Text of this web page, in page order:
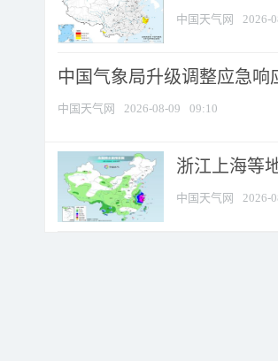
中国天气网 2026-
中国气象局升级调整应急
中国天气网 2026-08-09 09:10
浙江上海等
中国天气网 2026-